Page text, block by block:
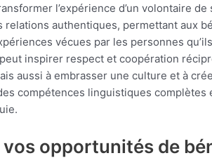
l’expérience d’un volontaire
authentiques, permettant aux
vécues par les personnes
inspirer respect et coopération
aussi à embrasser une culture et à
compétences linguistiques
opportunités de